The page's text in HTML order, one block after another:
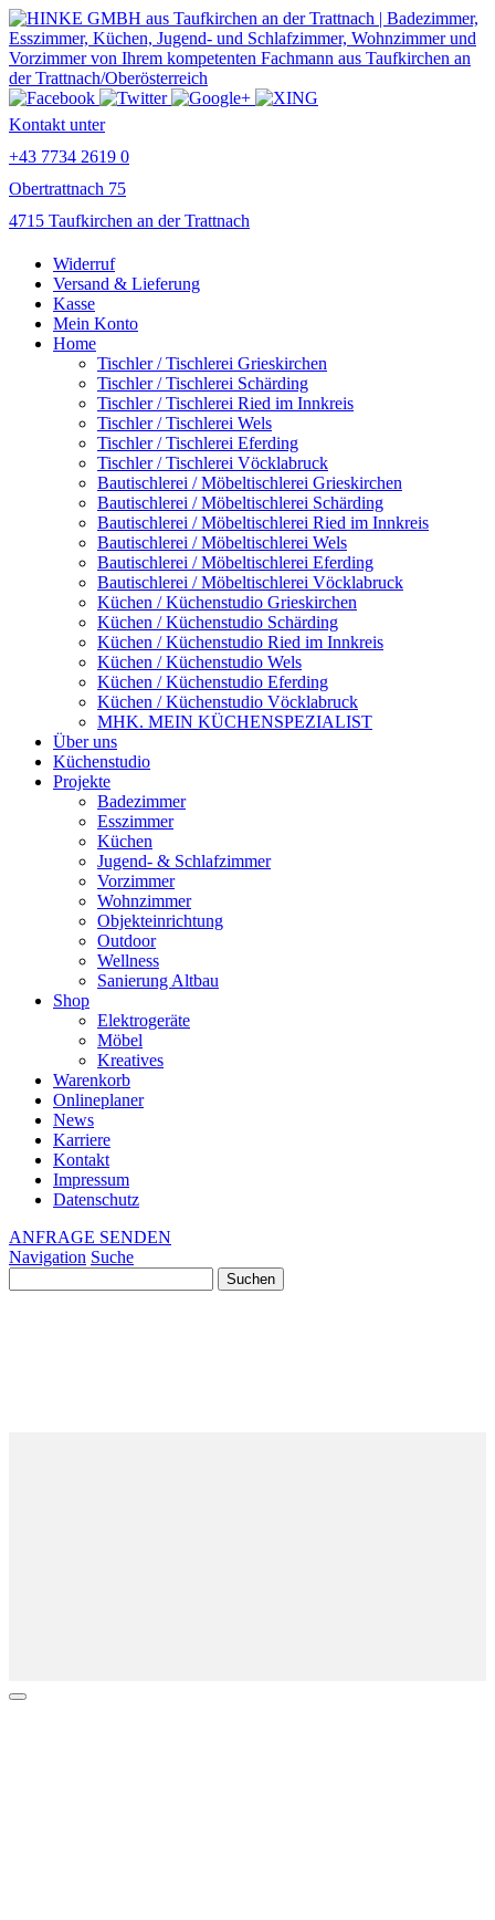
Kontakt unter
+43 7734 2619 0
Obertrattnach 75
4715 Taufkirchen an der Trattnach
Widerruf
Versand & Lieferung
Kasse
Mein Konto
Home
Tischler / Tischlerei Grieskirchen
Tischler / Tischlerei Schärding
Tischler / Tischlerei Ried im Innkreis
Tischler / Tischlerei Wels
Tischler / Tischlerei Eferding
Tischler / Tischlerei Vöcklabruck
Bautischlerei / Möbeltischlerei Grieskirchen
Bautischlerei / Möbeltischlerei Schärding
Bautischlerei / Möbeltischlerei Ried im Innkreis
Bautischlerei / Möbeltischlerei Wels
Bautischlerei / Möbeltischlerei Eferding
Bautischlerei / Möbeltischlerei Vöcklabruck
Küchen / Küchenstudio Grieskirchen
Küchen / Küchenstudio Schärding
Küchen / Küchenstudio Ried im Innkreis
Küchen / Küchenstudio Wels
Küchen / Küchenstudio Eferding
Küchen / Küchenstudio Vöcklabruck
MHK. MEIN KÜCHENSPEZIALIST
Über uns
Küchenstudio
Projekte
Badezimmer
Esszimmer
Küchen
Jugend- & Schlafzimmer
Vorzimmer
Wohnzimmer
Objekteinrichtung
Outdoor
Wellness
Sanierung Altbau
Shop
Elektrogeräte
Möbel
Kreatives
Warenkorb
Onlineplaner
News
Karriere
Kontakt
Impressum
Datenschutz
ANFRAGE SENDEN
Navigation Suche
nach: